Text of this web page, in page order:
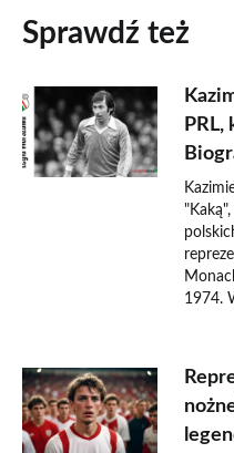
Sprawdź też
PRL,
1974.